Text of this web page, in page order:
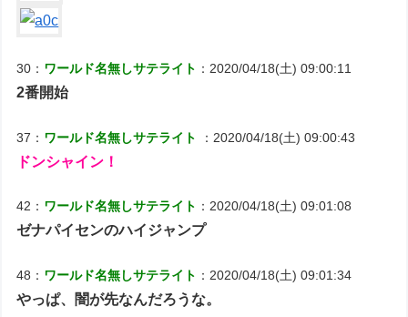
30： ワールド名無しサテライト ：2020/04/18(土) 09:00:11
2番開始
37： ワールド名無しサテライト ：2020/04/18(土) 09:00:43
ドンシャイン！
42： ワールド名無しサテライト ：2020/04/18(土) 09:01:08
ゼナパイセンのハイジャンプ
48： ワールド名無しサテライト ：2020/04/18(土) 09:01:34
やっぱ、闇が先なんだろうな。